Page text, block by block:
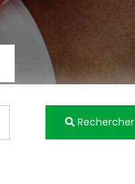
Rechercher